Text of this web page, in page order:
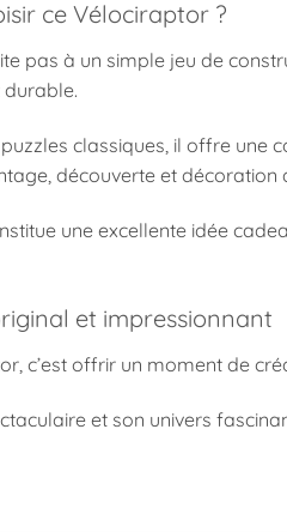
ce Vélociraptor ?
pas à un simple jeu de
classiques, il offre une
découverte et décoration
une excellente idée
et impressionnant
c’est offrir un moment de
et son univers